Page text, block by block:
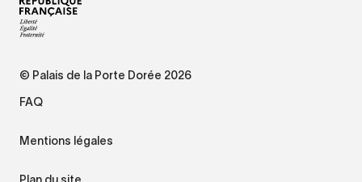
© Palais de la Porte Dorée 2026
FAQ
Mentions légales